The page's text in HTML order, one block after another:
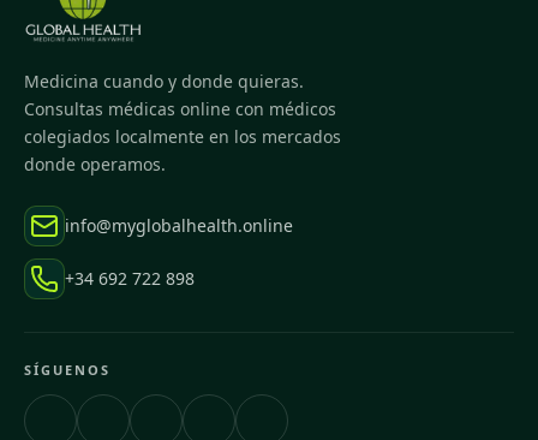
Medicina cuando y donde quieras.
Consultas médicas online con médicos
colegiados localmente en los mercados
donde operamos.
info@myglobalhealth.online
+34 692 722 898
SÍGUENOS